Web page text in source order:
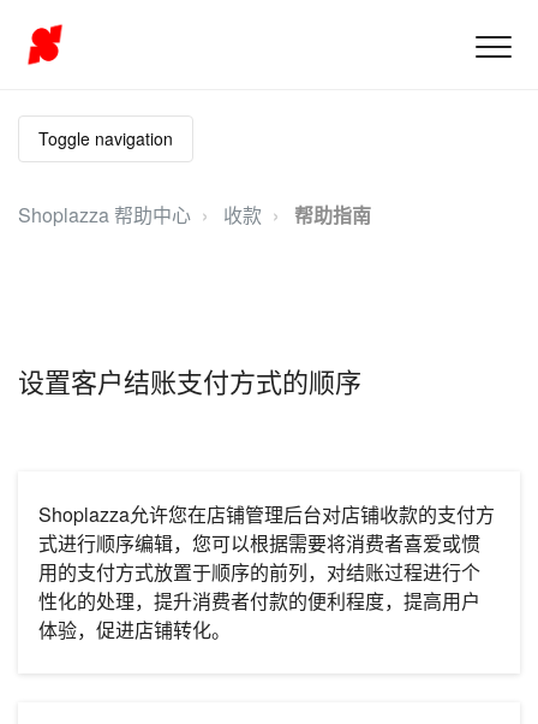
Toggle navigation
Shoplazza 帮助中心 收款 帮助指南
设置客户结账支付方式的顺序
Shoplazza允许您在店铺管理后台对店铺收款的支付方
式进行顺序编辑，您可以根据需要将消费者喜爱或惯
用的支付方式放置于顺序的前列，对结账过程进行个
性化的处理，提升消费者付款的便利程度，提高用户
体验，促进店铺转化。